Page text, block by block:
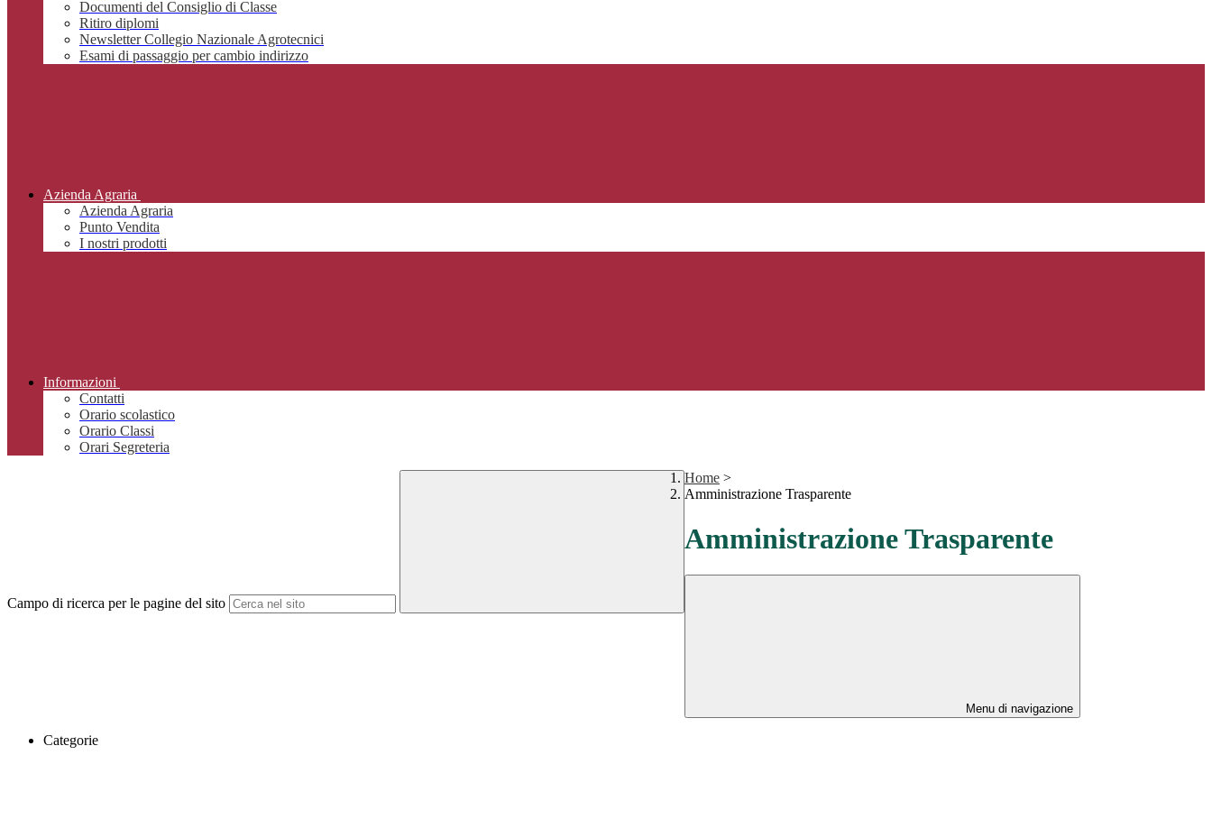
Documenti del Consiglio di Classe
Ritiro diplomi
Newsletter Collegio Nazionale Agrotecnici
Esami di passaggio per cambio indirizzo
Azienda Agraria
Azienda Agraria
Punto Vendita
I nostri prodotti
Informazioni
Contatti
Orario scolastico
Orario Classi
Orari Segreteria
Campo di ricerca per le pagine del sito
Home >
Amministrazione Trasparente
Amministrazione Trasparente
Menu di navigazione
Categorie